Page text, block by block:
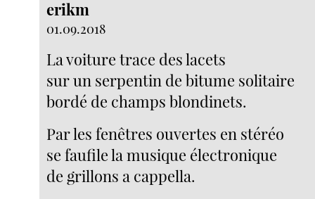
erikm
01.09.2018
La voiture trace des lacets
sur un serpentin de bitume solitaire
bordé de champs blondinets.
Par les fenêtres ouvertes en stéréo
se faufile la musique électronique
de grillons a cappella.